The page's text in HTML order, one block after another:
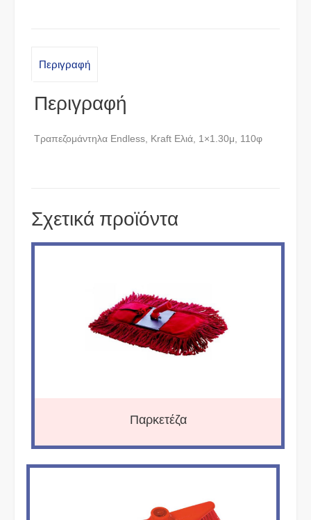
Περιγραφή
Περιγραφή
Τραπεζομάντηλα Endless, Κraft Ελιά, 1×1.30μ, 110φ
Σχετικά προϊόντα
Παρκετέζα